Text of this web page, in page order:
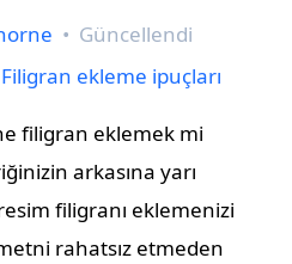
• Güncellendi
Filigran ekleme ipuçları
filigran eklemek mi
arkasına yarı
filigranı eklemenizi
rahatsız etmeden